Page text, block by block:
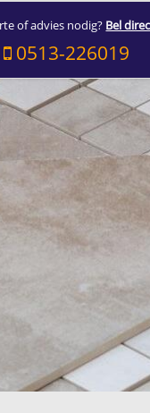
of advies nodig? Bel
0513-226019